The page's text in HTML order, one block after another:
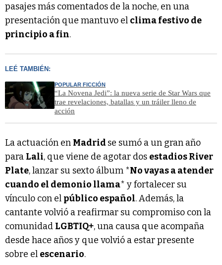
pasajes más comentados de la noche, en una
presentación que mantuvo el clima festivo de
principio a fin.
LEÉ TAMBIÉN:
POPULAR FICCIÓN
“La Novena Jedi”: la nueva serie de Star Wars que
trae revelaciones, batallas y un tráiler lleno de
acción
La actuación en Madrid se sumó a un gran año
para Lali, que viene de agotar dos estadios River
Plate, lanzar su sexto álbum *No vayas a atender
cuando el demonio llama* y fortalecer su
vínculo con el público español. Además, la
cantante volvió a reafirmar su compromiso con la
comunidad LGBTIQ+, una causa que acompaña
desde hace años y que volvió a estar presente
sobre el escenario.